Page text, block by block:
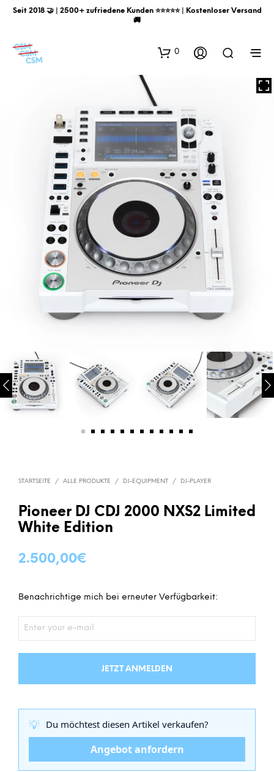
Seit 2018 🤝 | 2500+ zufriedene Kunden ⭐️⭐️⭐️⭐️⭐️ | Kostenloser Versand
🚚
0
STARTSEITE / ALLE PRODUKTE / DJ-EQUIPMENT / DJ-PLAYER
Pioneer DJ CDJ 2000 NXS2 Limited
White Edition
2.500,00€
Benachrichtige mich bei erneuter Verfügbarkeit:
JETZT ANMELDEN
💡 Du möchtest diesen Artikel verkaufen?
Angebot anfordern